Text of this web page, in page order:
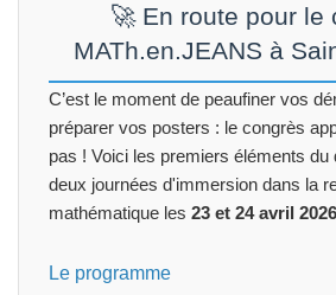
🚀 En route pour le
MATh.en.JEANS à
C’est le moment de peaufiner vos
préparer vos posters : le congrès
pas ! Voici les premiers éléments du
deux journées d'immersion dans la
mathématique les 23 et 24 avril 2026
Le programme